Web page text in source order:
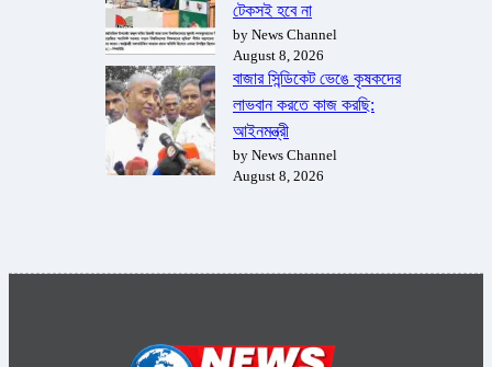
টেকসই হবে না
by News Channel
August 8, 2026
বাজার সিন্ডিকেট ভেঙে কৃষকদের
লাভবান করতে কাজ করছি:
আইনমন্ত্রী
by News Channel
August 8, 2026